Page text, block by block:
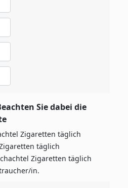
Sie dabei die
Zigaretten täglich
täglich
Zigaretten täglich
in.